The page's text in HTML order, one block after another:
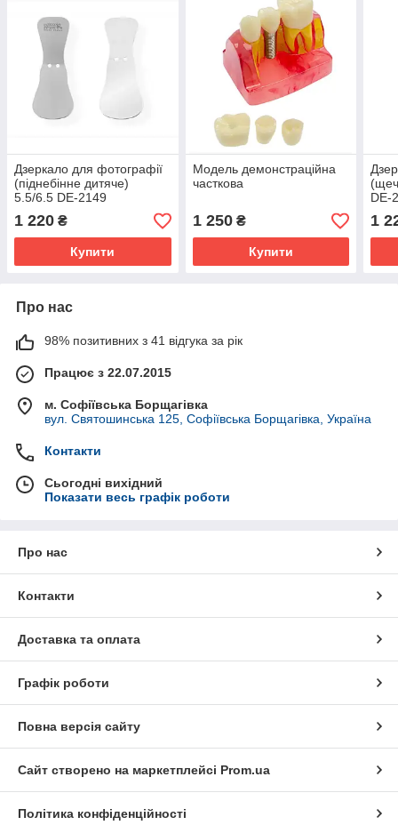
Дзеркало для фотографії
(піднебінне дитяче)
5.5/6.5 DE-2149
1 220 ₴
Купити
Модель демонстраційна
часткова
1 250₴
Купити
DE-
1
Про нас
98% позитивних з 41 відгука за рік
Працює з 22.07.2015
м. Софіївська Борщагівка
вул. Святошинська 125, Софіївська Борщагівка, Україна
Контакти
Сьогодні вихідний
Показати весь графік роботи
Про нас
Контакти
Доставка та оплата
Графік роботи
Повна версія сайту
Сайт створено на маркетплейсі Prom.ua
Політика конфіденційності